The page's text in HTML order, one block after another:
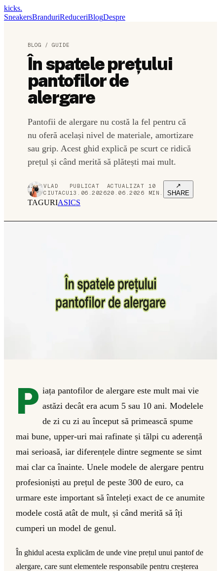
kicks.
SneakersBranduriReduceriBlogDespre
BLOG /GUIDE
În spatele prețului
pantofilor de
alergare
Pantofii de alergare nu costă la fel pentru că
nu oferă același nivel de materiale, amortizare
sau grip. Acest ghid explică pe scurt ce ridică
prețul și când merită să plătești mai mult.
VLAD
CIUTACU
PUBLICAT
13.06.2026
ACTUALIZAT
20.06.2026
10
MIN.
↗
SHARE
TAGURIASICS
P iața pantofilor de alergare este mult mai vie
astăzi decât era acum 5 sau 10 ani. Modelele
de zi cu zi au început să primească spume
mai bune, upper-uri mai rafinate și tălpi cu aderență
mai serioasă, iar diferențele dintre segmente se simt
mai clar ca înainte. Unele modele de alergare pentru
profesioniști au prețul de peste 300 de euro, ca
urmare este important să înteleți exact de ce anumite
modele costă atât de mult, și când merită să îți
cumperi un model de genul.
În ghidul acesta explicăm de unde vine prețul unui pantof de
alergare, care sunt elementele responsabile pentru creșterea